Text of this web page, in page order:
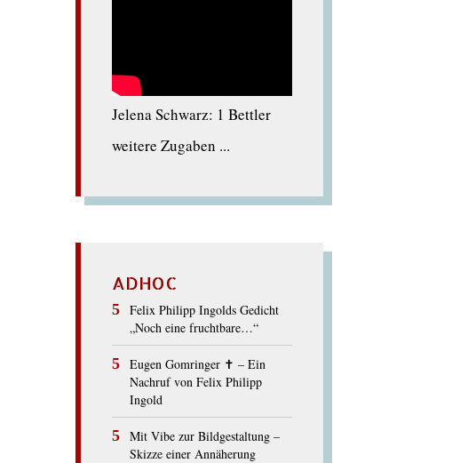
Jelena Schwarz: 1 Bettler
weitere Zugaben ...
ADHOC
Felix Philipp Ingolds Gedicht
„Noch eine fruchtbare…“
Eugen Gomringer ✝︎ – Ein
Nachruf von Felix Philipp
Ingold
Mit Vibe zur Bildgestaltung –
Skizze einer Annäherung